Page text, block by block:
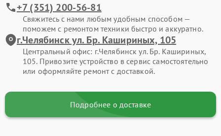
+7 (351) 200-56-81
Свяжитесь с нами любым удобным способом —
поможем с ремонтом техники быстро и аккуратно.
г.Челябинск ул. Бр. Кашириных, 105
Центральный офис: г.Челябинск ул. Бр. Кашириных,
105. Привозите устройство в сервис самостоятельно
или оформляйте ремонт с доставкой.
Подробнее о доставке